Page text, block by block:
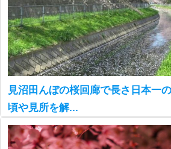
見沼田んぼの桜回廊で長さ日本一
頃や見所を解...